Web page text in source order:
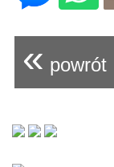
« powrót